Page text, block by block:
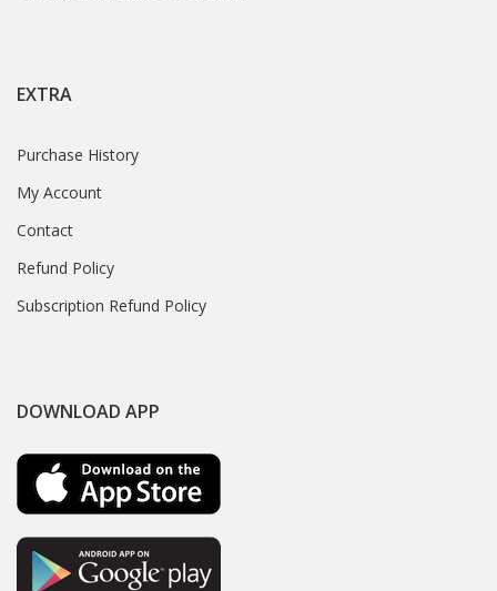
EXTRA
Purchase History
My Account
Contact
Refund Policy
Subscription Refund Policy
DOWNLOAD APP